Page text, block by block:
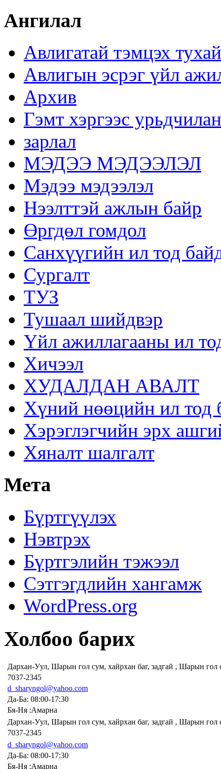
Ангилал
Авлигатай тэмцэх тухай
Авлигын эсрэг үйл
Архив
Гэмт хэргээс
зарлал
МЭДЭЭ МЭДЭЭЛЭЛ
Мэдээ мэдээлэл
Нээлттэй ажлын байр
Өргдөл гомдол
Санхүүгийн ил тод
Сургалт
ТУЗ
Тушаал шийдвэр
Үйл ажиллагааны ил
Хичээл
ХУДАЛДАН АВАЛТ
Хүний нөөцийн ил тод
Хэрэглэгчийн эрх
Хяналт шалгалт
Мета
Бүртгүүлэх
Нэвтрэх
Бүртгэлийн тэжээл
Сэтгэгдлийн хангамж
WordPress.org
Холбоо барих
Дархан-Уул, Шарын гол сум, хайрхан баг, задгай , Шарын
7037-2345
d_sharyngol@yahoo.com
Да-Ба: 08:00-17:30
Бя-Ня :Амарна
Дархан-Уул, Шарын гол сум, хайрхан баг, задгай , Шарын
7037-2345
d_sharyngol@yahoo.com
Да-Ба: 08:00-17:30
Бя-Ня :Амарна